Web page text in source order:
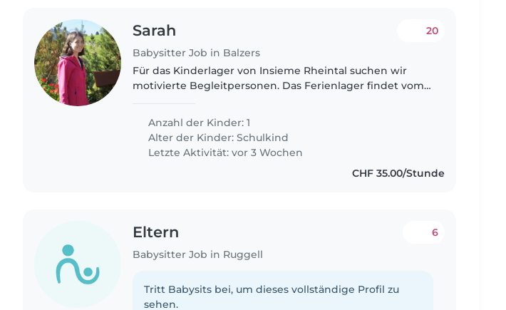
Sarah
Babysitter Job in Balzers
20
Für das Kinderlager von Insieme Rheintal suchen wir
motivierte Begleitpersonen. Das Ferienlager findet vom
und für ein oder..
Anzahl der Kinder: 1
Alter der Kinder:Schulkind
Letzte Aktivität: vor 3 Wochen
CHF 35.00/Stunde
Eltern
Babysitter Job in Ruggell
6
Tritt Babysits bei, um dieses vollständige Profil zu
sehen.